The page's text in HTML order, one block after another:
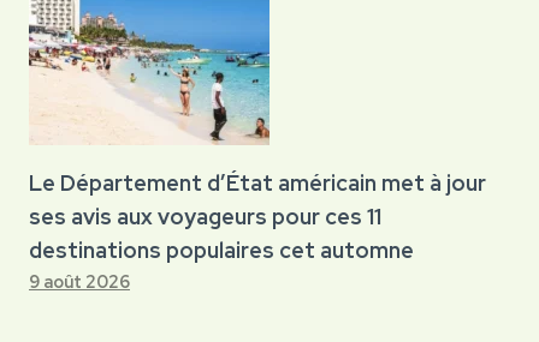
Le Département d’État américain met à jour
ses avis aux voyageurs pour ces 11
destinations populaires cet automne
9 août 2026